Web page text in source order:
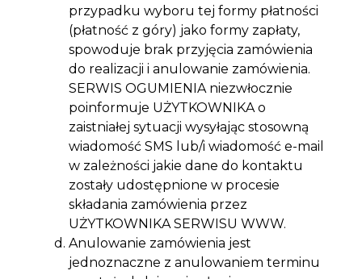
przypadku wyboru tej formy płatności
(płatność z góry) jako formy zapłaty,
spowoduje brak przyjęcia zamówienia
do realizacji i anulowanie zamówienia.
SERWIS OGUMIENIA niezwłocznie
poinformuje UŻYTKOWNIKA o
zaistniałej sytuacji wysyłając stosowną
wiadomość SMS lub/i wiadomość e-mail
w zależności jakie dane do kontaktu
zostały udostępnione w procesie
składania zamówienia przez
UŻYTKOWNIKA SERWISU WWW.
Anulowanie zamówienia jest
jednoznaczne z anulowaniem terminu